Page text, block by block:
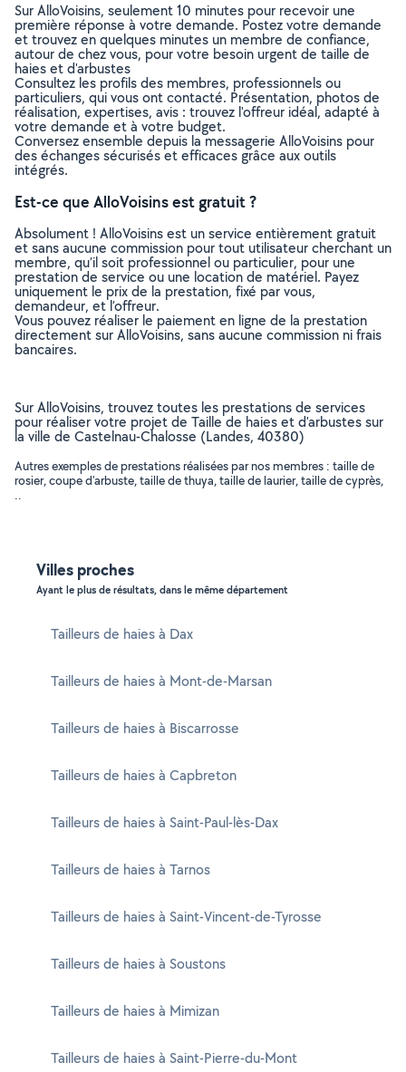
Sur AlloVoisins, seulement 10 minutes pour recevoir une
première réponse à votre demande. Postez votre demande
et trouvez en quelques minutes un membre de confiance,
autour de chez vous, pour votre besoin urgent de taille de
haies et d'arbustes
Consultez les profils des membres, professionnels ou
particuliers, qui vous ont contacté. Présentation, photos de
réalisation, expertises, avis : trouvez l'offreur idéal, adapté à
votre demande et à votre budget.
Conversez ensemble depuis la messagerie AlloVoisins pour
des échanges sécurisés et efficaces grâce aux outils
intégrés.
Est-ce que AlloVoisins est gratuit ?
Absolument ! AlloVoisins est un service entièrement gratuit
et sans aucune commission pour tout utilisateur cherchant un
membre, qu’il soit professionnel ou particulier, pour une
prestation de service ou une location de matériel. Payez
uniquement le prix de la prestation, fixé par vous,
demandeur, et l’offreur.
Vous pouvez réaliser le paiement en ligne de la prestation
directement sur AlloVoisins, sans aucune commission ni frais
bancaires.
Sur AlloVoisins, trouvez toutes les prestations de services
pour réaliser votre projet de Taille de haies et d'arbustes sur
la ville de Castelnau-Chalosse (Landes, 40380)
Autres exemples de prestations réalisées par nos membres : taille de
rosier, coupe d'arbuste, taille de thuya, taille de laurier, taille de cyprès,
..
Villes proches
Ayant le plus de résultats, dans le même département
Tailleurs de haies à Dax
Tailleurs de haies à Mont-de-Marsan
Tailleurs de haies à Biscarrosse
Tailleurs de haies à Capbreton
Tailleurs de haies à Saint-Paul-lès-Dax
Tailleurs de haies à Tarnos
Tailleurs de haies à Saint-Vincent-de-Tyrosse
Tailleurs de haies à Soustons
Tailleurs de haies à Mimizan
Tailleurs de haies à Saint-Pierre-du-Mont